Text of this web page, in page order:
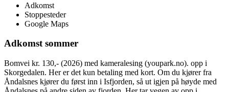
Adkomst
Stoppesteder
Google Maps
Adkomst sommer
Bomvei kr. 130,- (2026) med kameralesing (youpark.no). opp i
Skorgedalen. Her er det kun betaling med kort. Om du kjører fra
Åndalsnes kjører du først inn i Isfjorden, så ut igjen på høyde med